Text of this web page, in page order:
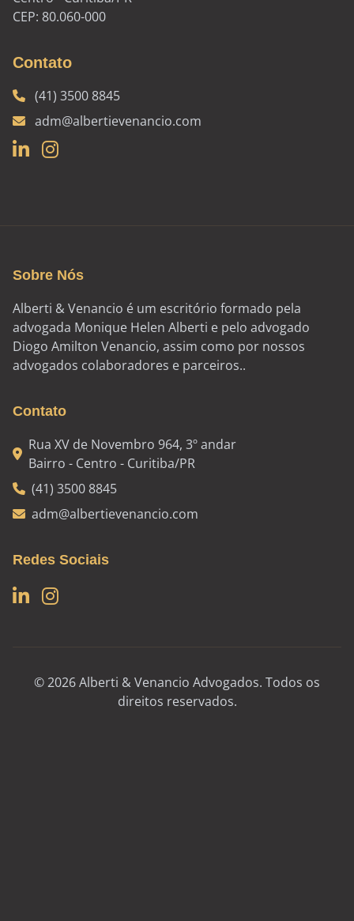
CEP: 80.060-000
Contato
(41) 3500 8845
adm@albertievenancio.com
Sobre Nós
Alberti & Venancio é um escritório formado pela
advogada Monique Helen Alberti e pelo advogado
Diogo Amilton Venancio, assim como por nossos
advogados colaboradores e parceiros..
Contato
Rua XV de Novembro 964, 3º andar
Bairro - Centro - Curitiba/PR
(41) 3500 8845
adm@albertievenancio.com
Redes Sociais
© 2026 Alberti & Venancio Advogados. Todos os
direitos reservados.